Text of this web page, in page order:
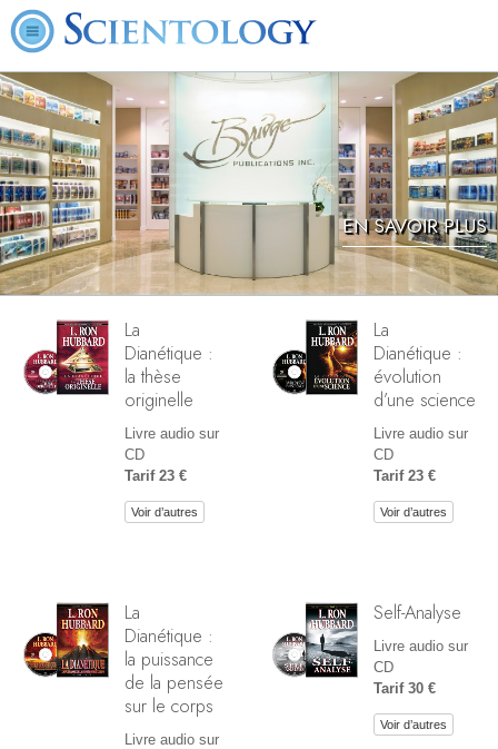
EN SAVOIR PLUS
La
Dianétique :
la thèse
originelle
Livre audio sur
CD
Tarif 23 €
Voir d’autres
La
Dianétique :
évolution
d’une science
Livre audio sur
CD
Tarif 23 €
Voir d’autres
La
Dianétique :
la puissance
de la pensée
sur le corps
Livre audio sur
Self-Analyse
Livre audio sur
CD
Tarif 30 €
Voir d’autres